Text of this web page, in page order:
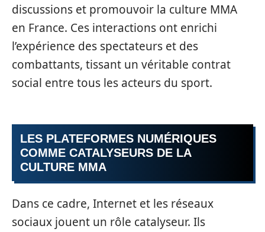
discussions et promouvoir la culture MMA
en France. Ces interactions ont enrichi
l’expérience des spectateurs et des
combattants, tissant un véritable contrat
social entre tous les acteurs du sport.
LES PLATEFORMES NUMÉRIQUES
COMME CATALYSEURS DE LA
CULTURE MMA
Dans ce cadre, Internet et les réseaux
sociaux jouent un rôle catalyseur. Ils